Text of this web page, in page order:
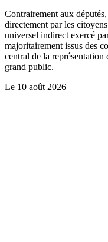
Contrairement aux
directement par les
universel indirect exercé
majoritairement issus des
central de la
grand public.
Le 10 août 2026